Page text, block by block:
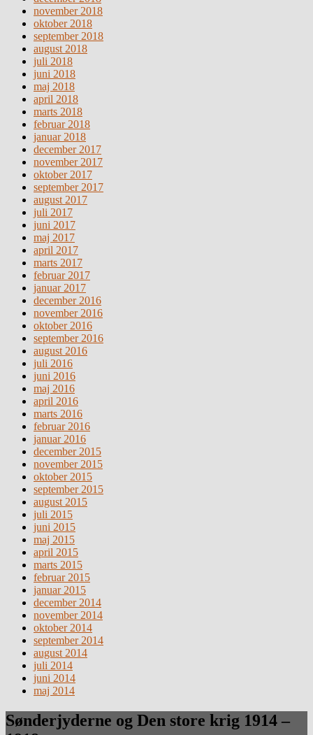
november 2018
oktober 2018
september 2018
august 2018
juli 2018
juni 2018
maj 2018
april 2018
marts 2018
februar 2018
januar 2018
december 2017
november 2017
oktober 2017
september 2017
august 2017
juli 2017
juni 2017
maj 2017
april 2017
marts 2017
februar 2017
januar 2017
december 2016
november 2016
oktober 2016
september 2016
august 2016
juli 2016
juni 2016
maj 2016
april 2016
marts 2016
februar 2016
januar 2016
december 2015
november 2015
oktober 2015
september 2015
august 2015
juli 2015
juni 2015
maj 2015
april 2015
marts 2015
februar 2015
januar 2015
december 2014
november 2014
oktober 2014
september 2014
august 2014
juli 2014
juni 2014
maj 2014
Sønderjyderne og Den store krig 1914 –